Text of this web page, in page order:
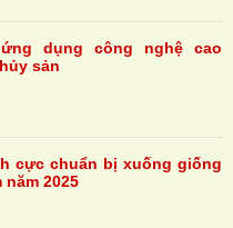
dụng công nghệ cao
sản
cực chuẩn bị xuống giống
2025